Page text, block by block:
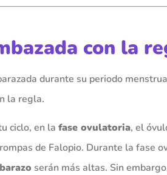
con la
durante su periodo
la regla.
ciclo, en la fase ovulatoria, el
de Falopio. Durante la fase
serán más altas. Sin